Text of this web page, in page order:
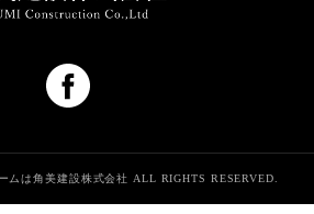
ムは角美建設株式会社 ALL RIGHTS RESERVED.